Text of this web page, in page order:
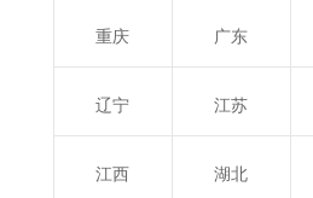
重庆 广东
辽宁 江苏
江西 湖北